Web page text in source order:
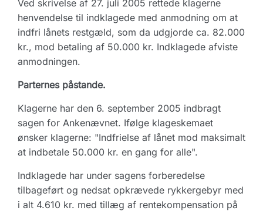
Ved skrivelse af 27. juli 2005 rettede klagerne
henvendelse til indklagede med anmodning om at
indfri lånets restgæld, som da udgjorde ca. 82.000
kr., mod betaling af 50.000 kr. Indklagede afviste
anmodningen.
Parternes påstande.
Klagerne har den 6. september 2005 indbragt
sagen for Ankenævnet. Ifølge klageskemaet
ønsker klagerne: "Indfrielse af lånet mod maksimalt
at indbetale 50.000 kr. en gang for alle".
Indklagede har under sagens forberedelse
tilbageført og nedsat opkrævede rykkergebyr med
i alt 4.610 kr. med tillæg af rentekompensation på